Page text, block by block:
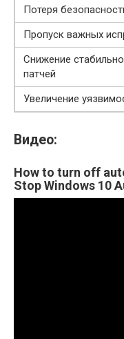
Потеря
Пропуск важных
Снижение
патчей
Увеличение
Видео:
How to turn off
Stop Windows 10